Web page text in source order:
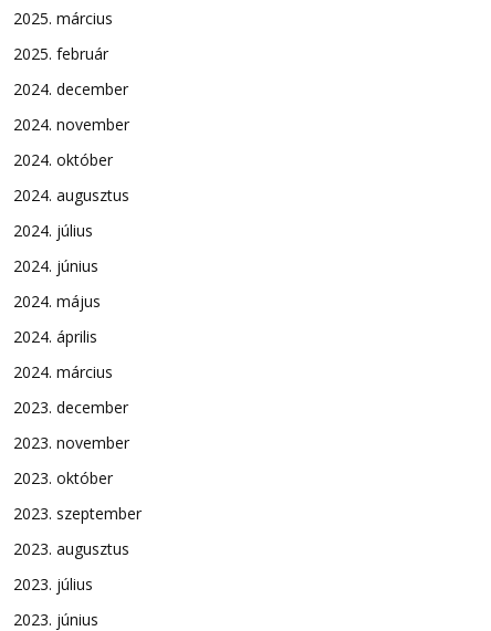
2025. március
2025. február
2024. december
2024. november
2024. október
2024. augusztus
2024. július
2024. június
2024. május
2024. április
2024. március
2023. december
2023. november
2023. október
2023. szeptember
2023. augusztus
2023. július
2023. június